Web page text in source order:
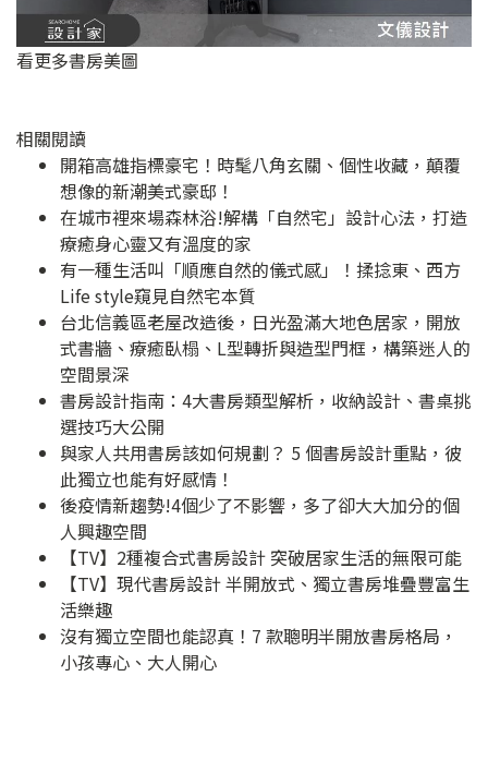
看更多書房美圖
相關閱讀
開箱高雄指標豪宅！時髦八角玄關、個性收藏，顛覆
想像的新潮美式豪邸！
在城市裡來場森林浴!解構「自然宅」設計心法，打造
療癒身心靈又有溫度的家
有一種生活叫「順應自然的儀式感」！揉捻東、西方
Life style窺見自然宅本質
台北信義區老屋改造後，日光盈滿大地色居家，開放
式書牆、療癒臥榻、L型轉折與造型門框，構築迷人的
空間景深
書房設計指南：4大書房類型解析，收納設計、書桌挑
選技巧大公開
與家人共用書房該如何規劃？ 5 個書房設計重點，彼
此獨立也能有好感情！
後疫情新趨勢!4個少了不影響，多了卻大大加分的個
人興趣空間
【TV】2種複合式書房設計 突破居家生活的無限可能
【TV】現代書房設計 半開放式、獨立書房堆疊豐富生
活樂趣
沒有獨立空間也能認真！7 款聰明半開放書房格局，
小孩專心、大人開心